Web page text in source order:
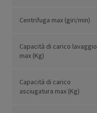
Centrifuga max (giri/min)
Capacità di carico lavaggio
max (Kg)
Capacità di carico
asciugatura max (Kg)